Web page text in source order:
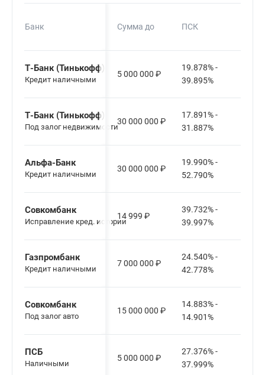
Банк Сумма до ПСК
Т-Банк (Тинькофф)
Кредит наличными
5 000 000 ₽
19.878% -
39.895%
Т-Банк (Тинькофф)
Под залог недвижимости
30 000 000 ₽
17.891% -
31.887%
Альфа-Банк
Кредит наличными
30 000 000 ₽
19.990% -
52.790%
Совкомбанк
Исправление кред. истории
14 999 ₽
39.732% -
39.997%
Газпромбанк
Кредит наличными
7 000 000 ₽
24.540% -
42.778%
Совкомбанк
Под залог авто
15 000 000 ₽
14.883% -
14.901%
ПСБ
Наличными
5 000 000 ₽
27.376% -
37.999%